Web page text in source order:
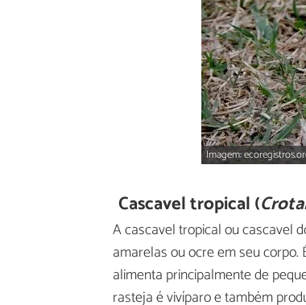
Imagem:
Cascavel tropical (
A cascavel tropical ou cascavel
amarelas ou ocre em seu
alimenta principalmente de
rasteja é vivíparo e também